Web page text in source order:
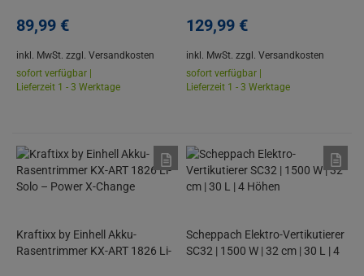
89,99 €
inkl. MwSt. zzgl. Versandkosten
sofort verfügbar |
Lieferzeit 1 - 3 Werktage
129,99 €
inkl. MwSt. zzgl. Versandkosten
sofort verfügbar |
Lieferzeit 1 - 3 Werktage
Kraftixx by Einhell Akku-
Rasentrimmer KX-ART 1826 Li-
Scheppach Elektro-Vertikutierer
SC32 | 1500 W | 32 cm | 30 L | 4